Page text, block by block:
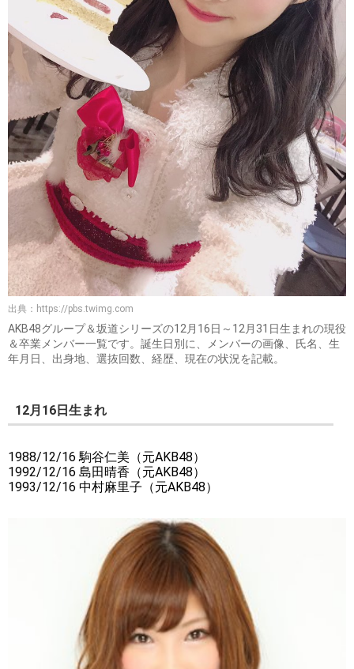
出典： https://pbs.twimg.com
AKB48グループ＆坂道シリーズの12月16日～12月31日生まれの現役
＆卒業メンバー一覧です。誕生日別に、メンバーの画像、氏名、生
年月日、出身地、選抜回数、経歴、現在の状況を記載。
12月16日生まれ
1988/12/16 駒谷仁美（元AKB48）
1992/12/16 島田晴香（元AKB48）
1993/12/16 中村麻里子（元AKB48）